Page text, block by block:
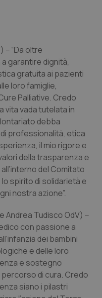
– “Da oltre
a garantire dignità,
gratuita ai pazienti
loro famiglie,
Palliative. Credo
vita vada tutelata in
debba
professionalità, etica
il mio rigore e
della trasparenza e
del Comitato
spirito di solidarietà e
nostra azione”.
Andrea Tudisco OdV) –
con passione a
dei bambini
e delle loro
e sostegno
di cura. Credo
siano i pilastri
.quotidianosanita.it
/
Scadenza
1 anno 1
mese
Questo
cookie
viene
per
lo stato
sessione.
LLC
5 mesi 4
settimane